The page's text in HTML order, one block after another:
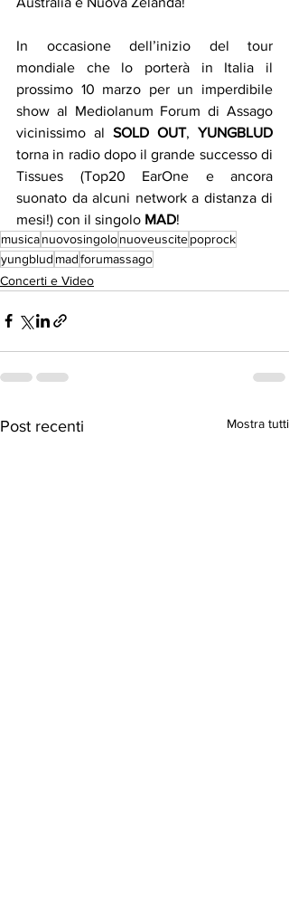
In occasione dell’inizio del tour
mondiale che lo porterà in Italia il
prossimo 10 marzo per un imperdibile
show al Mediolanum Forum di Assago
vicinissimo al SOLD OUT, YUNGBLUD
torna in radio dopo il grande successo di
Tissues (Top20 EarOne e ancora
suonato da alcuni network a distanza di
mesi!) con il singolo MAD!
musicanuovosingolonuoveuscitepoprock
yungblud madforumassago
Concerti e Video
Post recenti Mostra tutti